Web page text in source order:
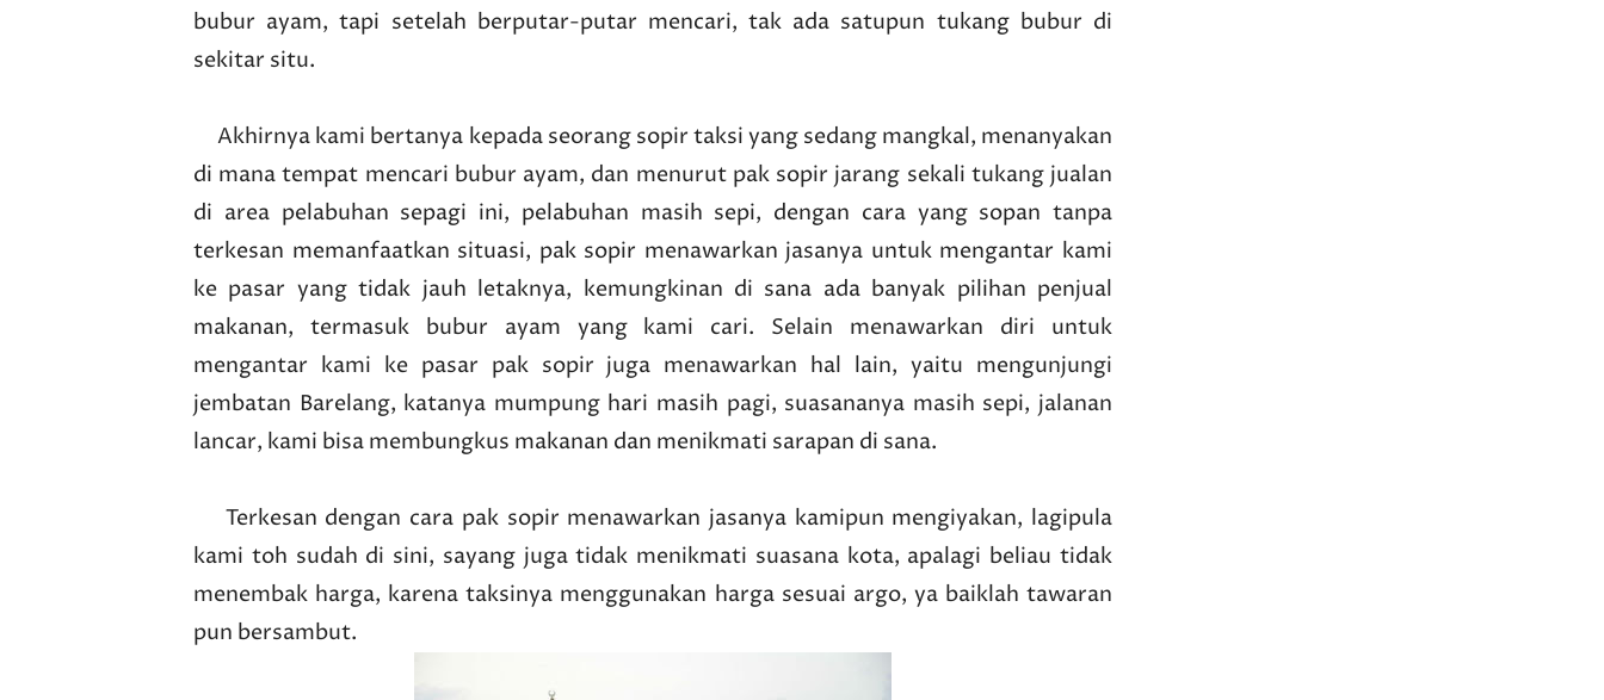
bubur ayam, tapi setelah berputar-putar mencari, tak ada satupun tukang bubur di
sekitar situ.
Akhirnya kami bertanya kepada seorang sopir taksi yang sedang mangkal, menanyakan
di mana tempat mencari bubur ayam, dan menurut pak sopir jarang sekali tukang jualan
di area pelabuhan sepagi ini, pelabuhan masih sepi, dengan cara yang sopan tanpa
terkesan memanfaatkan situasi, pak sopir menawarkan jasanya untuk mengantar kami
ke pasar yang tidak jauh letaknya, kemungkinan di sana ada banyak pilihan penjual
makanan, termasuk bubur ayam yang kami cari. Selain menawarkan diri untuk
mengantar kami ke pasar pak sopir juga menawarkan hal lain, yaitu mengunjungi
jembatan Barelang, katanya mumpung hari masih pagi, suasananya masih sepi, jalanan
lancar, kami bisa membungkus makanan dan menikmati sarapan di sana.
Terkesan dengan cara pak sopir menawarkan jasanya kamipun mengiyakan, lagipula
kami toh sudah di sini, sayang juga tidak menikmati suasana kota, apalagi beliau tidak
menembak harga, karena taksinya menggunakan harga sesuai argo, ya baiklah tawaran
pun bersambut.